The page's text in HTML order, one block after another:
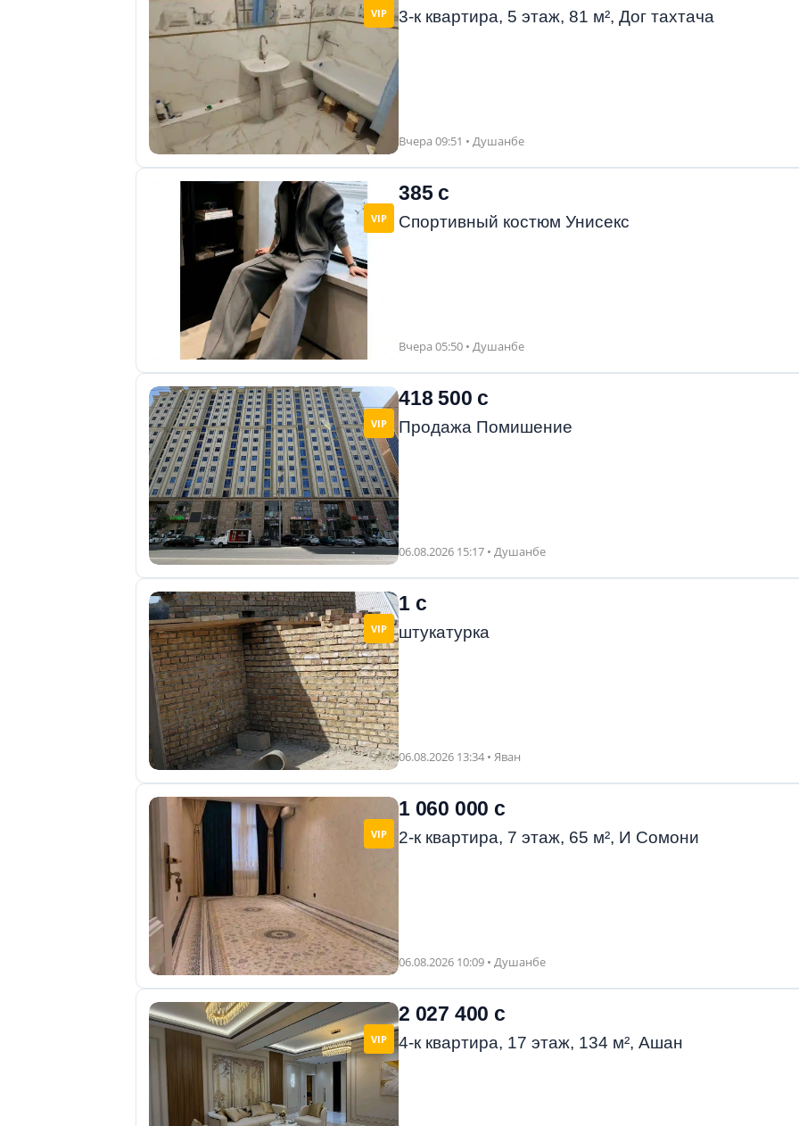
VIP 3-к квартира, 5 этаж, 81 м², Дог тахтача
Вчера 09:51 • Душанбе
VIP
385 с
Спортивный костюм Унисекс
Вчера 05:50 • Душанбе
VIP
418 500 с
Продажа Помишение
06.08.2026 15:17 • Душанбе
VIP
1 с
штукатурка
06.08.2026 13:34 • Яван
VIP
1 060 000 с
2-к квартира, 7 этаж, 65 м², И Сомони
06.08.2026 10:09 • Душанбе
VIP
2 027 400 с
4-к квартира, 17 этаж, 134 м², Ашан